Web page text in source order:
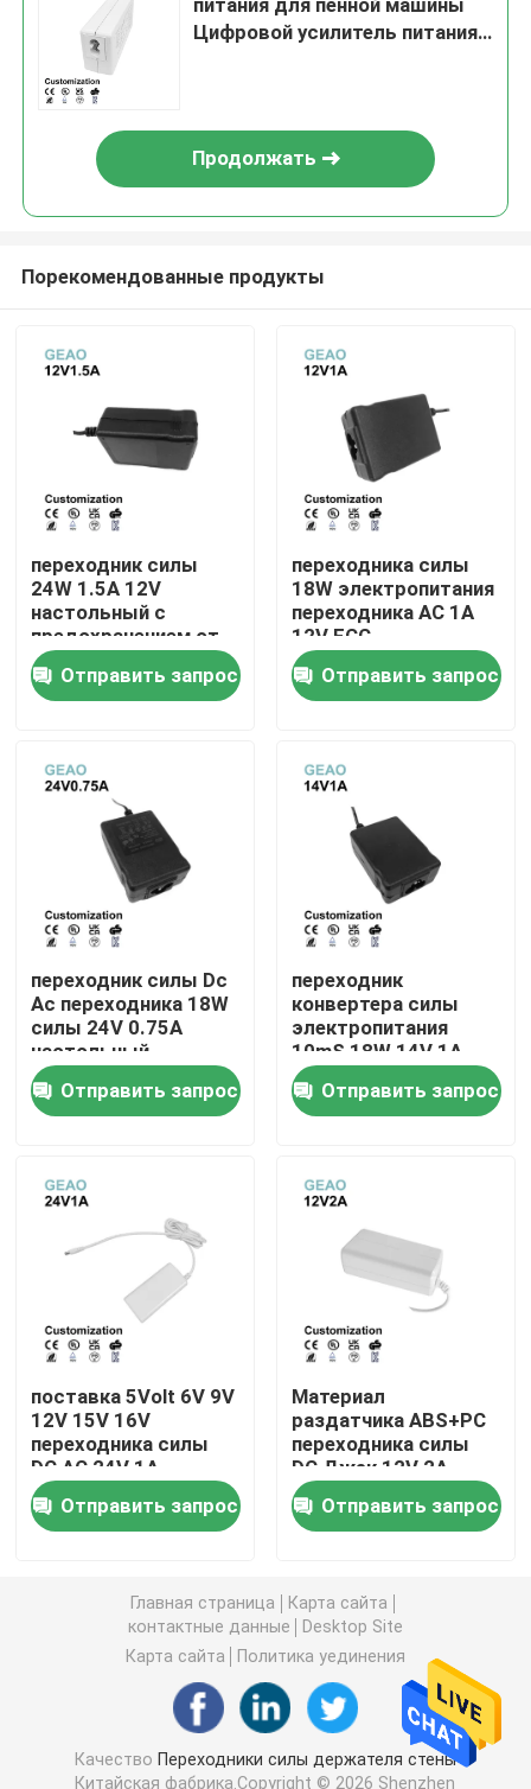
Дом
Продукты
О нас
Путешествие фабрики
Проверка качества
Связаться с нами
Спросите цитату
Настольный переходник силы
Заменимый переходник силы
Заряжатель GaN быстрый
Заряжатель стены Usb
Переключенное электропитание режима
переходник мощьности импульса
питания для пенной машины
Цифровой усилитель питания
Продолжать
Порекомендованные продукты
переходник силы
24W 1.5A 12V
настольный с
предохранением от
PSE безопасности
Отправить запрос
переходника силы
18W электропитания
переходника AC 1A
12V FCC
облегченного
настольный
Отправить запрос
переходник силы Dc
Ac переходника 18W
силы 24V 0.75A
настольный
всеобщий
Отправить запрос
переходник
конвертера силы
электропитания
10mS 18W 14V 1A
настольный
переключая
Отправить запрос
поставка 5Volt 6V 9V
12V 15V 16V
переходника силы
DC AC 24V 1A
настольная
Отправить запрос
Материал
раздатчика ABS+PC
переходника силы
DC Джек 12V 2A
настольный
Отправить запрос
Главная страница
Карта сайта
контактные данные
Desktop Site
Карта сайта
Политика уединения
Качество Переходники силы держателя стены
Китайская фабрика.Copyright © 2026 Shenzhen